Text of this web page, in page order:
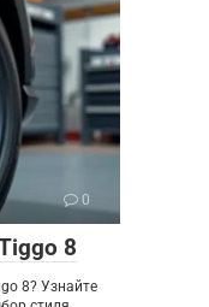
0
8
8? Узнайте